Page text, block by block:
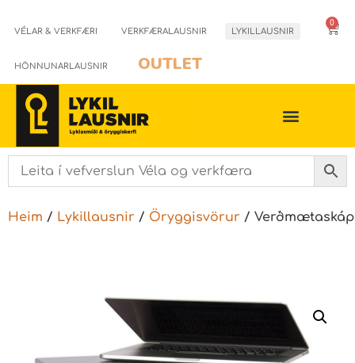
VÉLAR & VERKFÆRI VERKFÆRALAUSNIR LYKILLAUSNIR
HÖNNUNARLAUSNIR OUTLET
0
Heim / Lykillausnir / Öryggisvörur /